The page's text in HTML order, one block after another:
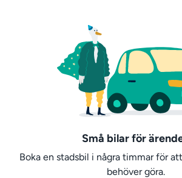
Små bilar för
Boka en stadsbil i några timmar för
behöver göra.